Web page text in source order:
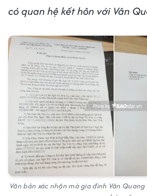
có quan hệ kết hôn với Vân
Văn bản xác nhận mà gia đình Vân